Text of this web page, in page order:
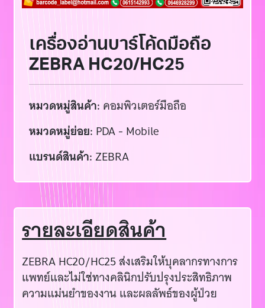
เครื่องอ่านบาร์โค้ดมือถือ
ZEBRA HC20/HC25
หมวดหมู่สินค้า: คอมพิวเตอร์มือถือ
หมวดหมู่ย่อย: PDA - Mobile
แบรนด์สินค้า:ZEBRA
รายละเอียดสินค้า
ZEBRA HC20/HC25 ส่งเสริมให้บุคลากรทางการ
แพทย์และไม่ใช่ทางคลินิกปรับปรุงประสิทธิภาพ
ความแม่นยำของงาน และผลลัพธ์ของผู้ป่วย